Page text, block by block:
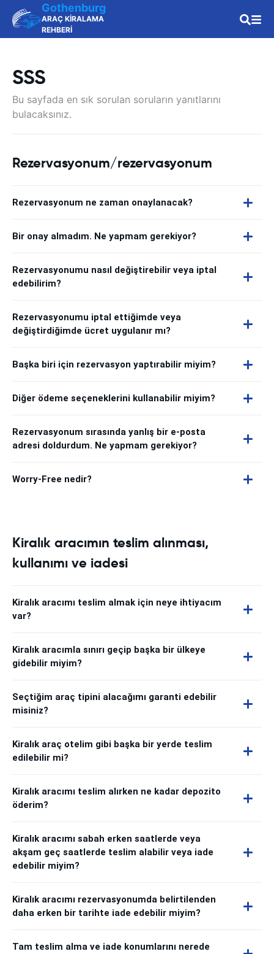
Gothenburg
ARAÇ KİRALAMA
REHBERİ
SSS
Bu sayfada en sık sorulan soruların yanıtlarını
bulacaksınız.
Rezervasyonum/rezervasyonum
Rezervasyonum ne zaman onaylanacak?
Bir onay almadım. Ne yapmam gerekiyor?
Rezervasyonumu nasıl değiştirebilir veya iptal
edebilirim?
Rezervasyonumu iptal ettiğimde veya
değiştirdiğimde ücret uygulanır mı?
Başka biri için rezervasyon yaptırabilir miyim?
Diğer ödeme seçeneklerini kullanabilir miyim?
Rezervasyonum sırasında yanlış bir e-posta
adresi doldurdum. Ne yapmam gerekiyor?
Worry-Free nedir?
Kiralık aracımın teslim alınması,
kullanımı ve iadesi
Kiralık aracımı teslim almak için neye ihtiyacım
var?
Kiralık aracımla sınırı geçip başka bir ülkeye
gidebilir miyim?
Seçtiğim araç tipini alacağımı garanti edebilir
misiniz?
Kiralık araç otelim gibi başka bir yerde teslim
edilebilir mi?
Kiralık aracımı teslim alırken ne kadar depozito
öderim?
Kiralık aracımı sabah erken saatlerde veya
akşam geç saatlerde teslim alabilir veya iade
edebilir miyim?
Kiralık aracımı rezervasyonumda belirtilenden
daha erken bir tarihte iade edebilir miyim?
Tam teslim alma ve iade konumlarını nerede